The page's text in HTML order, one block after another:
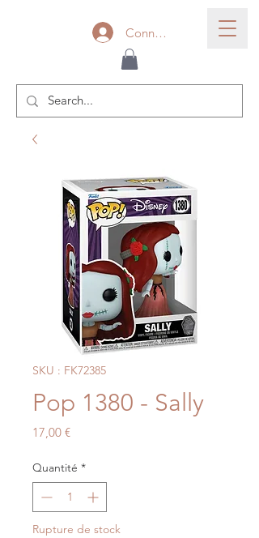
Connexion
SKU : FK72385
Pop 1380 - Sally
17,00 €Prix
Quantité *
Rupture de stock